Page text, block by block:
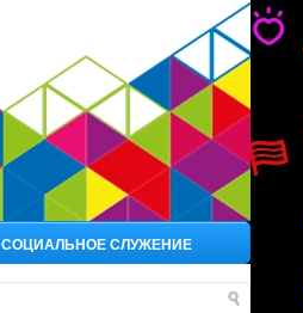
СОЦИАЛЬНОЕ СЛУЖЕНИЕ